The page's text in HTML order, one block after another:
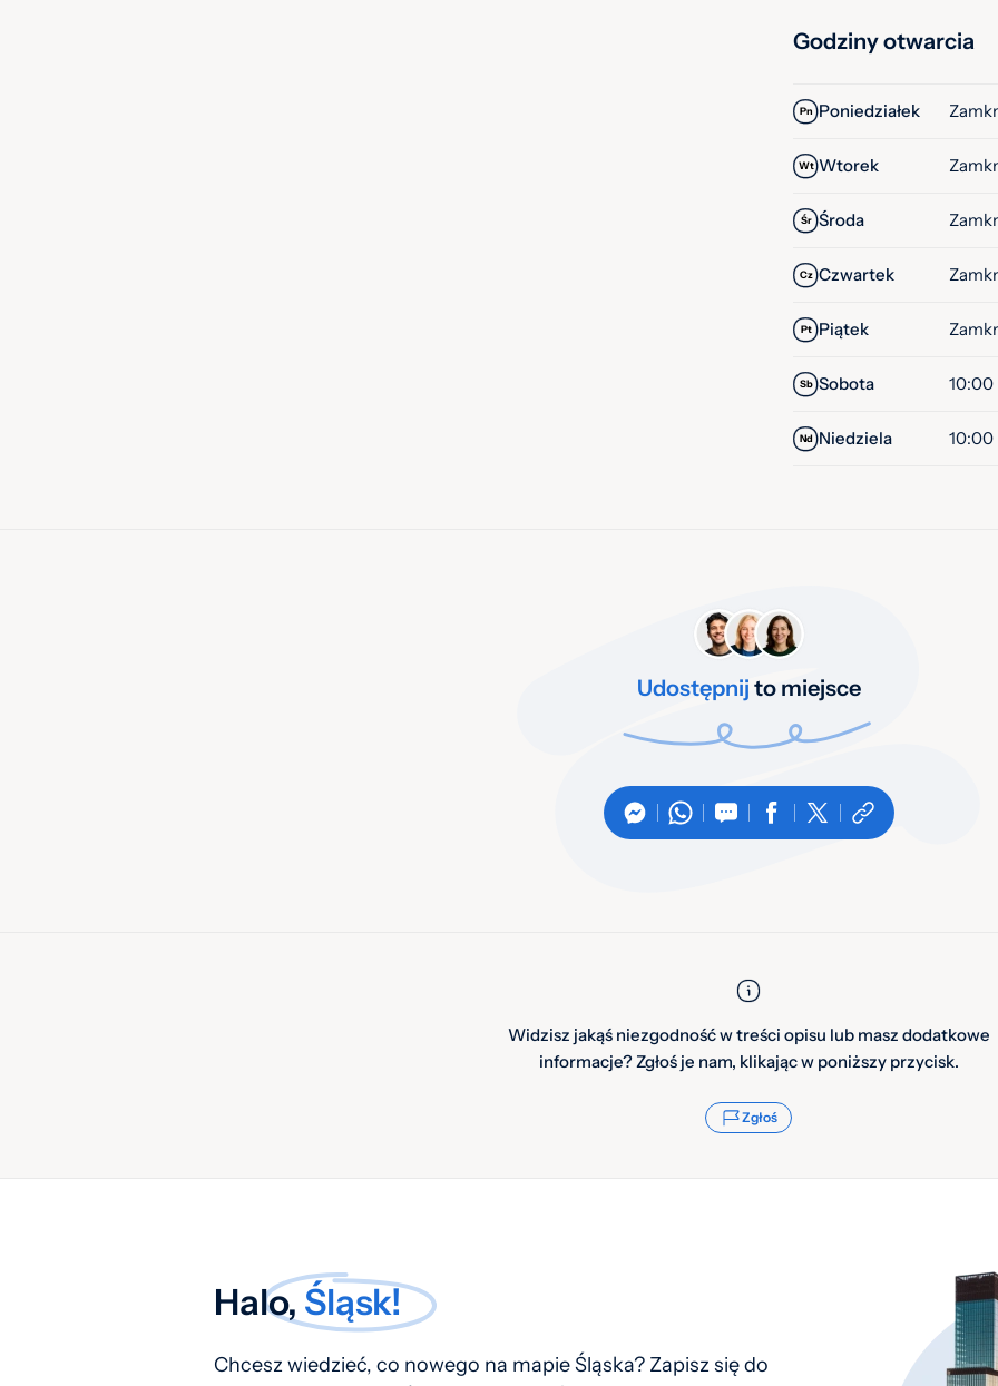
Godziny otwarcia
Pn Poniedziałek
Wt Wtorek
Śr Środa
Cz Czwartek
Pt Piątek
Sb Sobota 10:00
Nd Niedziela 10:00
Udostępnij to miejsce
Widzisz jakąś niezgodność w treści opisu lub masz dodatkowe
informacje? Zgłoś je nam, klikając w poniższy przycisk.
Zgłoś
Halo, Śląsk!
Chcesz wiedzieć, co nowego na mapie Śląska? Zapisz się do